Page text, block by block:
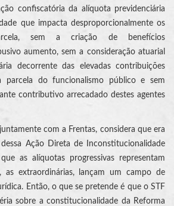
confiscatória da alíquota previdenciária
que impacta desproporcionalmente os
sem a criação de benefícios
aumento, sem a consideração atuarial
decorrente das elevadas contribuições
parcela do funcionalismo público e sem
contributivo arrecadado destes agentes
com a Frentas, considera que era
Ação Direta de Inconstitucionalidade
as alíquotas progressivas representam
as extraordinárias, lançam um campo de
Então, o que se pretende é que o STF
sobre a constitucionalidade da Reforma